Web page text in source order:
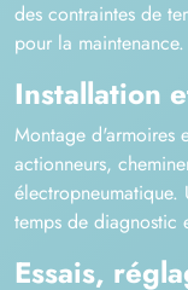
des contraintes de
pour la maintenance.
Installation
Montage d'armoires
actionneurs,
temps de diagnostic
Essais,